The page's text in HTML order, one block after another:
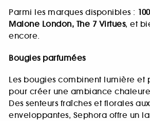
Parmi les marques disponibles :
Malone London, The 7 Virtues, et
encore.
Bougies parfumées
Les bougies combinent lumière et
pour créer une ambiance
Des senteurs fraîches et florales
enveloppantes, Sephora offre un